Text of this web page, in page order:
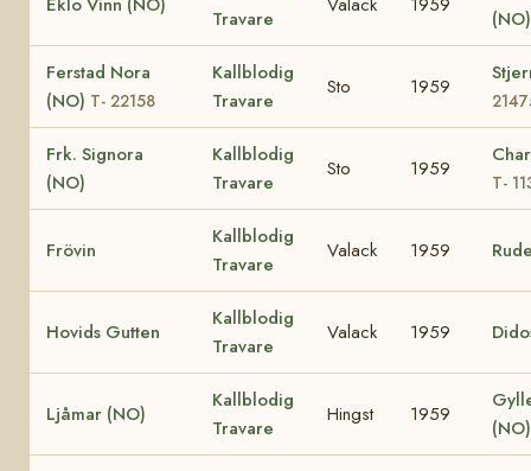
Travare
Ferstad Nora
(NO) T- 22158
Kallblodig
Travare
Sto 1959
Frk. Signora
(NO)
Kallblodig
Travare
Sto 1959
T-
Frövin
Kallblodig
Travare
Valack 1959
Hovids Gutten
Kallblodig
Travare
Valack 1959
Ljåmar (NO)
Kallblodig
Travare
Hingst 1959